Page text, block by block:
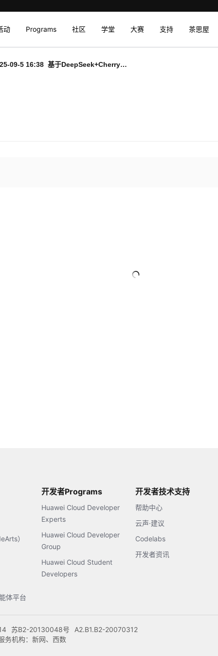
动 Programs 社区 学堂 大赛 支持 茶思屋
09-5 16:38 基于DeepSeek+Cherry
）
体平台
开发者Programs
Huawei Cloud Developer
Experts
Huawei Cloud Developer
Group
Huawei Cloud Student
Developers
开发者技术支持
帮助中心
云声·建议
Codelabs
开发者资讯
苏B2-20130048号
A2.B1.B2-20070312
务机构：新网、西数